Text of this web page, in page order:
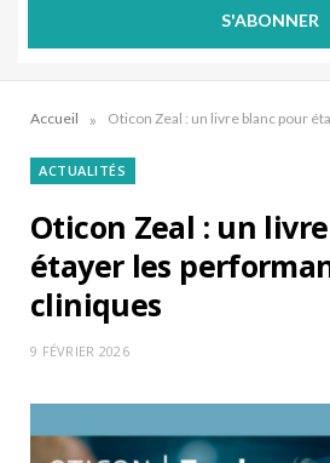
S'ABONNER
Accueil »
ACTUALITÉS
Oticon Zeal : un
étayer les
cliniques
9 FÉVRIER 2026